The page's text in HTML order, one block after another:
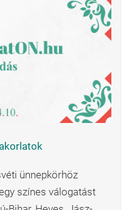
ünnepkörhöz
színes válogatást